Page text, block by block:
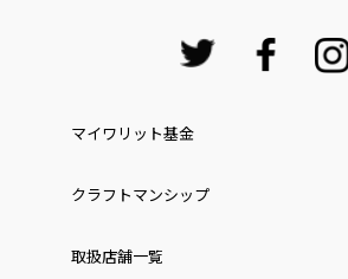
マイワリット基金
クラフトマンシップ
取扱店舗一覧